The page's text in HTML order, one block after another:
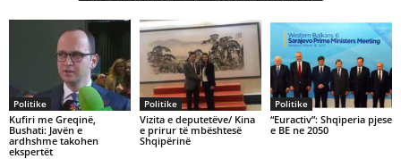
Politike
Kufiri me Greqinë,
Bushati: Javën e
ardhshme takohen
ekspertët
Politike
Vizita e deputetëve/ Kina
e prirur të mbështesë
Shqipërinë
Politike
“Euractiv”: Shqiperia pjese
e BE ne 2050